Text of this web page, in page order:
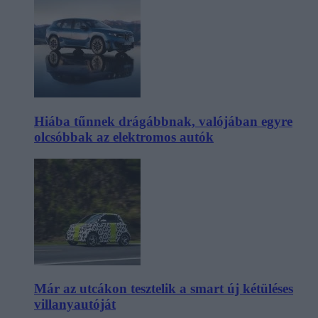
Hiába tűnnek drágábbnak, valójában egyre
olcsóbbak az elektromos autók
Már az utcákon tesztelik a smart új kétüléses
villanyautóját